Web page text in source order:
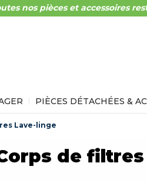
nos pièces et accessoires
PIÈCES DÉTACHÉES &
Lave-linge
de